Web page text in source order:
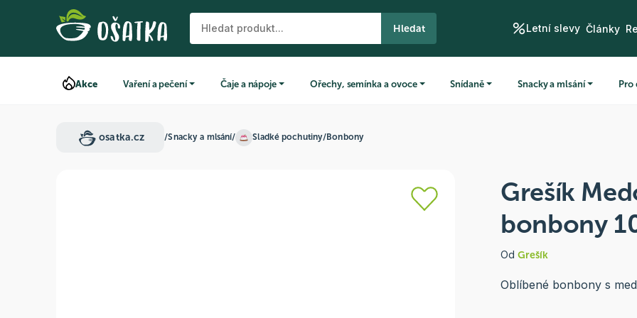
Hledat Letní slevy Články
Akce Vaření a pečení Čaje a nápoje Ořechy, semínka a ovoce Snídaně Snacky a mlsání Pro
osatka.cz /Snacky a mlsání/ Sladké pochutiny/Bonbony
Grešík
bonbony
Od Grešík
Oblíbené bonbony s